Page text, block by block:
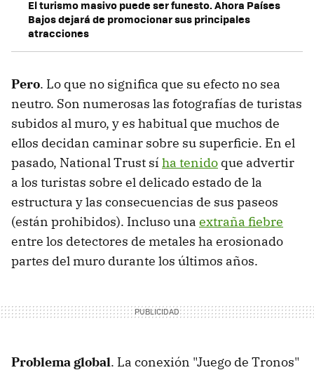
El turismo masivo puede ser funesto. Ahora Países
Bajos dejará de promocionar sus principales
atracciones
Pero. Lo que no significa que su efecto no sea
neutro. Son numerosas las fotografías de turistas
subidos al muro, y es habitual que muchos de
ellos decidan caminar sobre su superficie. En el
pasado, National Trust sí ha tenido que advertir
a los turistas sobre el delicado estado de la
estructura y las consecuencias de sus paseos
(están prohibidos). Incluso una extraña fiebre
entre los detectores de metales ha erosionado
partes del muro durante los últimos años.
Problema global. La conexión "Juego de Tronos"